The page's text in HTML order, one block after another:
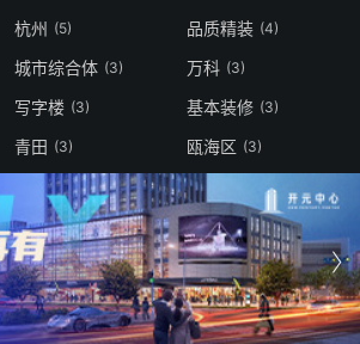
杭州 (5) 品质精装 (4)
城市综合体 (3) 万科 (3)
写字楼 (3) 基本装修 (3)
青田 (3) 瓯海区 (3)
